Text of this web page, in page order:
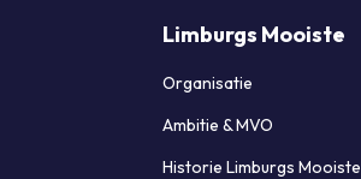
Limburgs Mooiste
Organisatie
Ambitie & MVO
Historie Limburgs Mooiste